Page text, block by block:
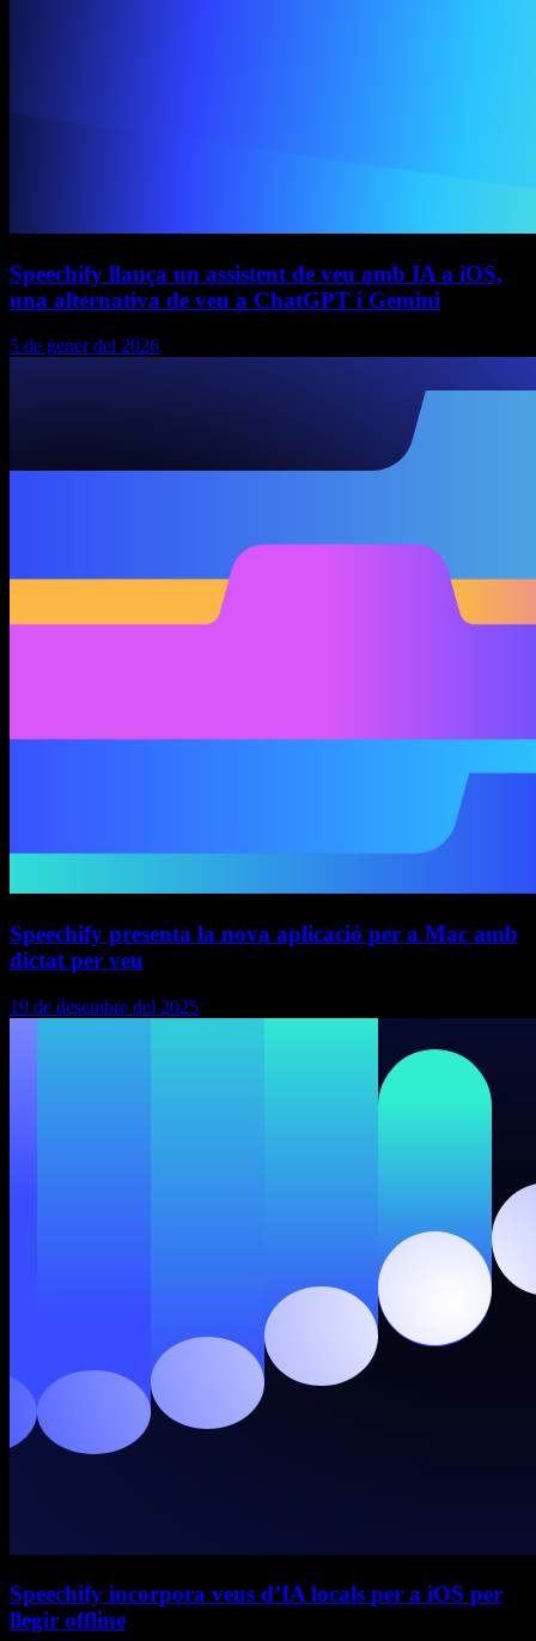
Speechify llança un assistent de veu amb IA a iOS,
una alternativa de veu a ChatGPT i Gemini
5 de gener del 2026
Speechify presenta la nova aplicació per a Mac amb
dictat per veu
19 de desembre del 2025
Speechify incorpora veus d’IA locals per a iOS per
llegir offline